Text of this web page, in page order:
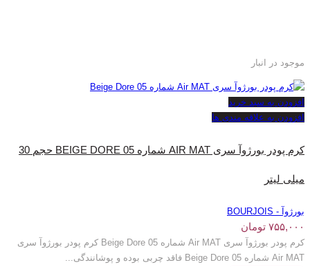
موجود در انبار
افزودن به سبد خرید
افزودن به علاقه مندی ها
کرم پودر بورژ‌وآ سری AIR MAT شماره BEIGE DORE 05 حجم 30
میلی لیتر
بورژوآ - BOURJOIS
۷۵۵,۰۰۰ تومان
کرم پودر بورژ‌وآ سری Air MAT شماره Beige Dore 05 کرم پودر بورژ‌وآ سری
Air MAT شماره Beige Dore 05 فاقد چربی بوده و پوشانندگی...